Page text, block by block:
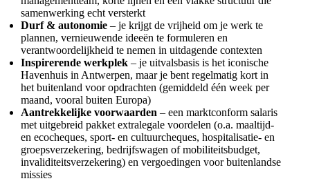
samenwerking echt versterkt
Durf & autonomie – je krijgt de vrijheid om je werk te
plannen, vernieuwende ideeën te formuleren en
verantwoordelijkheid te nemen in uitdagende contexten
Inspirerende werkplek – je uitvalsbasis is het iconische
Havenhuis in Antwerpen, maar je bent regelmatig kort in
het buitenland voor opdrachten (gemiddeld één week per
maand, vooral buiten Europa)
Aantrekkelijke voorwaarden – een marktconform salaris
met uitgebreid pakket extralegale voordelen (o.a. maaltijd-
en ecocheques, sport- en cultuurcheques, hospitalisatie- en
groepsverzekering, bedrijfswagen of mobiliteitsbudget,
invaliditeitsverzekering) en vergoedingen voor buitenlandse
missies